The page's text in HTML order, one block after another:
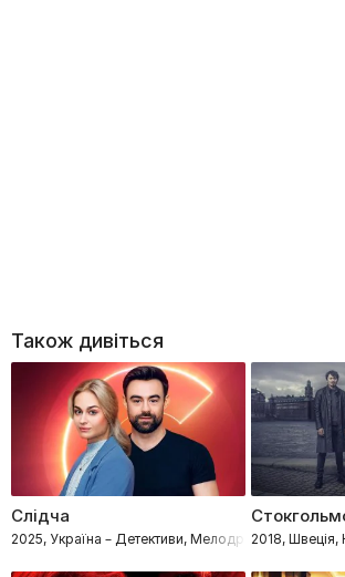
Також дивіться
Слідча
2025, Україна – Детективи, Мелодрами,
2018,